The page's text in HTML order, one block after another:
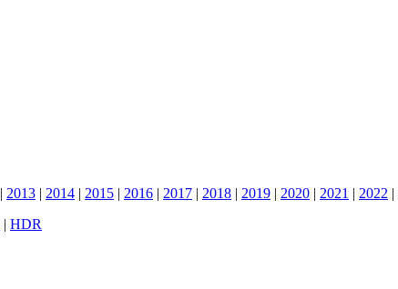
| 2013 | 2014 | 2015 | 2016 | 2017 | 2018 | 2019 | 2020 | 2021 | 2022 |
| HDR